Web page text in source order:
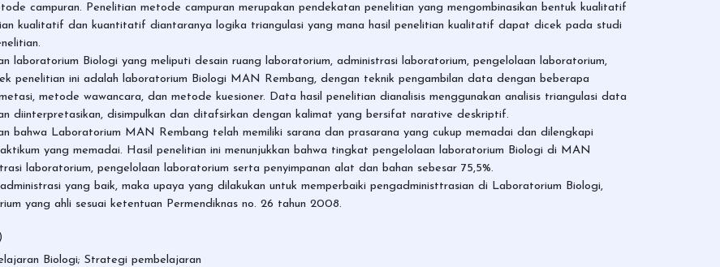
campuran. Penelitian metode campuran merupakan pendekatan penelitian yang mengombinasikan bentuk kualitatif
kualitatif dan kuantitatif diantaranya logika triangulasi yang mana hasil penelitian kualitatif dapat dicek pada studi
laboratorium Biologi yang meliputi desain ruang laboratorium, administrasi laboratorium, pengelolaan laboratorium,
penelitian ini adalah laboratorium Biologi MAN Rembang, dengan teknik pengambilan data dengan beberapa
metode wawancara, dan metode kuesioner. Data hasil penelitian dianalisis menggunakan analisis triangulasi data
diinterpretasikan, disimpulkan dan ditafsirkan dengan kalimat yang bersifat narative deskriptif.
bahwa Laboratorium MAN Rembang telah memiliki sarana dan prasarana yang cukup memadai dan dilengkapi
yang memadai. Hasil penelitian ini menunjukkan bahwa tingkat pengelolaan laboratorium Biologi di MAN
laboratorium, pengelolaan laboratorium serta penyimpanan alat dan bahan sebesar 75,5%.
yang baik, maka upaya yang dilakukan untuk memperbaiki pengadministtrasian di Laboratorium Biologi,
yang ahli sesuai ketentuan Permendiknas no. 26 tahun 2008.
Biologi; Strategi pembelajaran